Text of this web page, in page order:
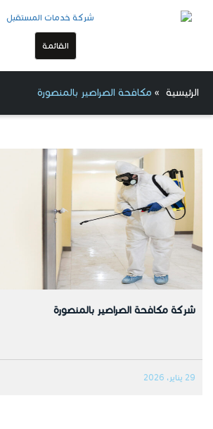
القائمة
الرئيسية » مكافحة الصراصير بالمنصورة
شركة مكافحة الصراصير بالمنصورة
29 يناير، 2026